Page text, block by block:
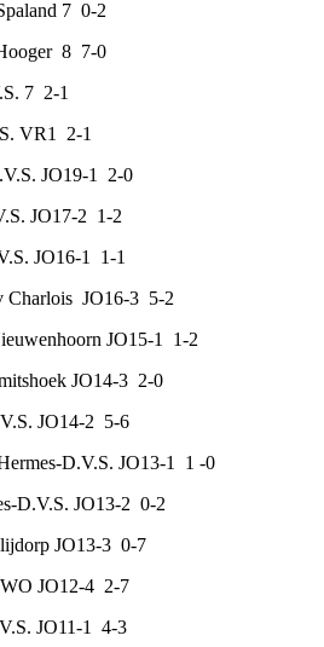
7 0-2
8 7-0
7 2-1
VR1 2-1
JO19-1 2-0
JO17-2 1-2
JO16-1 1-1
Charlois JO16-3 5-2
JO15-1 1-2
JO14-3 2-0
JO14-2 5-6
D.V.S. JO13-1 1 -0
D.V.S. JO13-2 0-2
JO13-3 0-7
JO12-4 2-7
JO11-1 4-3